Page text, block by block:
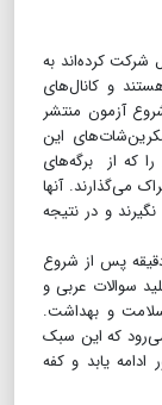
شرکت کرده‌اند به
و کانال‌های
آزمون منتشر
این
که از برگه‌های
می‌گذارند. آنها
و در نتیجه
پس از شروع
سوالات عربی و
درس سلامت و بهداشت.
و بیم آن می‌رود که این سبک
یابد و کفه